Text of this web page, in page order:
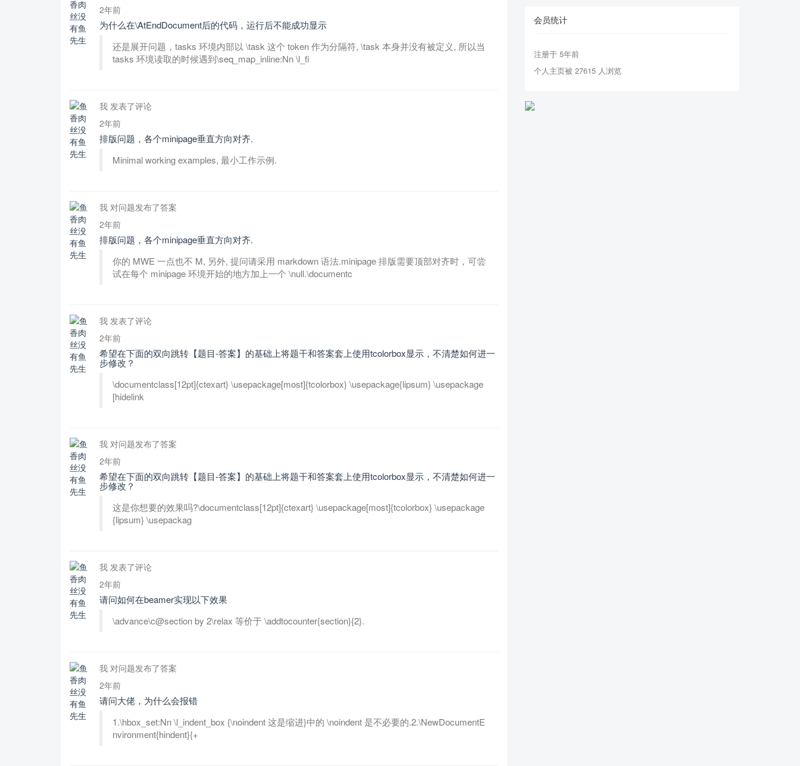
2年前
为什么在\AtEndDocument后的代码，运行后不能成功显示
还是展开问题，tasks 环境内部以 \task 这个 token 作为分隔符, \task 本身并没有被定义, 所以当
tasks 环境读取的时候遇到\seq_map_inline:Nn \l_fi
我 发表了评论
2年前
排版问题，各个minipage垂直方向对齐.
Minimal working examples, 最小工作示例.
我 对问题发布了答案
2年前
排版问题，各个minipage垂直方向对齐.
你的 MWE 一点也不 M, 另外, 提问请采用 markdown 语法.minipage 排版需要顶部对齐时，可尝
试在每个 minipage 环境开始的地方加上一个 \null.\documentc
我 发表了评论
2年前
希望在下面的双向跳转【题目-答案】的基础上将题干和答案套上使用tcolorbox显示，不清楚如何进一
步修改？
\documentclass[12pt]{ctexart} \usepackage[most]{tcolorbox} \usepackage{lipsum} \usepackage
[hidelink
我 对问题发布了答案
2年前
希望在下面的双向跳转【题目-答案】的基础上将题干和答案套上使用tcolorbox显示，不清楚如何进一
步修改？
这是你想要的效果吗?\documentclass[12pt]{ctexart} \usepackage[most]{tcolorbox} \usepackage
{lipsum} \usepackag
我 发表了评论
2年前
请问如何在beamer实现以下效果
\advance\c@section by 2\relax 等价于 \addtocounter{section}{2}.
我 对问题发布了答案
2年前
请问大佬，为什么会报错
1.\hbox_set:Nn \l_indent_box {\noindent 这是缩进}中的 \noindent 是不必要的.2.\NewDocumentE
nvironment{hindent}{+
会员统计
注册于 5年前
个人主页被 27615 人浏览